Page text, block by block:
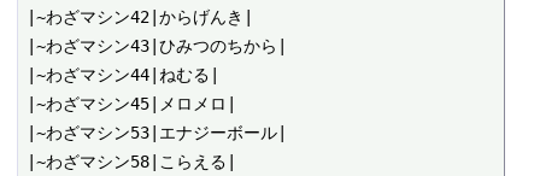
|~わざマシン42|からげんき|
|~わざマシン43|ひみつのちから|
|~わざマシン44|ねむる|
|~わざマシン45|メロメロ|
|~わざマシン53|エナジーボール|
|~わざマシン58|こらえる|